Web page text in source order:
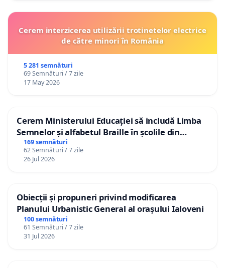
Cerem interzicerea utilizării trotinetelor electrice
de către minori în România
5 281 semnături
69 Semnături / 7 zile
17 May 2026
Cerem Ministerului Educației să includă Limba
Semnelor și alfabetul Braille în școlile din
Republica Moldova!
169 semnături
62 Semnături / 7 zile
26 Jul 2026
Obiecții și propuneri privind modificarea
Planului Urbanistic General al orașului Ialoveni
100 semnături
61 Semnături / 7 zile
31 Jul 2026